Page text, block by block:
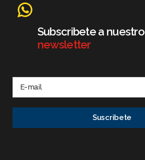
Subscribete a nuestro
newsletter